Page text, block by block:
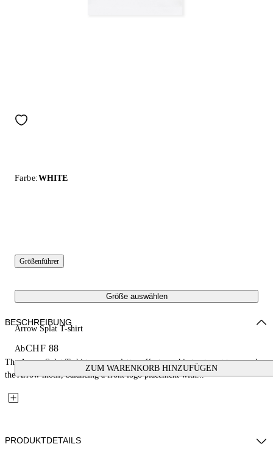
Farbe:WHITE
Größenführer
Größe auswählen
Arrow Splat T-shirt
AbCHF 88
ZUM WARENKORB HINZUFÜGEN
BESCHREIBUNG
The Arrow Splat T-shirt uses a splatter-effect graphic treatment to rework
the Arrow motif, balancing a front logo placement with...
PRODUKTDETAILS